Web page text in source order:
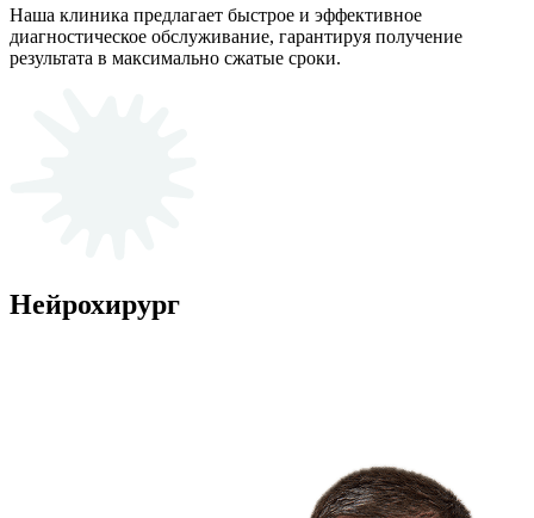
Наша клиника предлагает быстрое и эффективное
диагностическое обслуживание, гарантируя получение
результата в максимально сжатые сроки.
Нейрохирург